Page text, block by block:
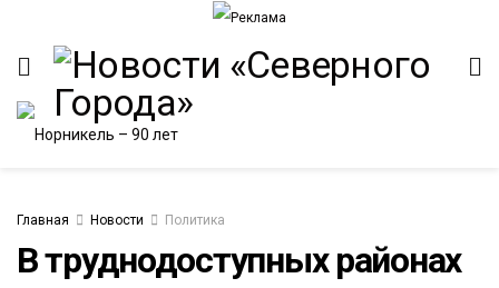
Главная Новости Политика
В труднодоступных районах